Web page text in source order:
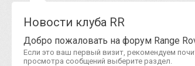
Новости клуба RR
Добро пожаловать на форум Range
Если это ваш первый визит, рекомендуем
просмотра сообщений выберите раздел.